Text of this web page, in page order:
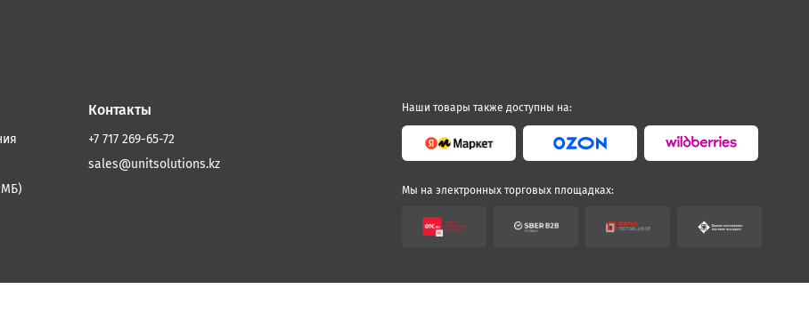
МБ)
Контакты
+7 717 269-65-72
sales@unitsolutions.kz
Наши товары также доступны на:
Мы на электронных торговых площадках: